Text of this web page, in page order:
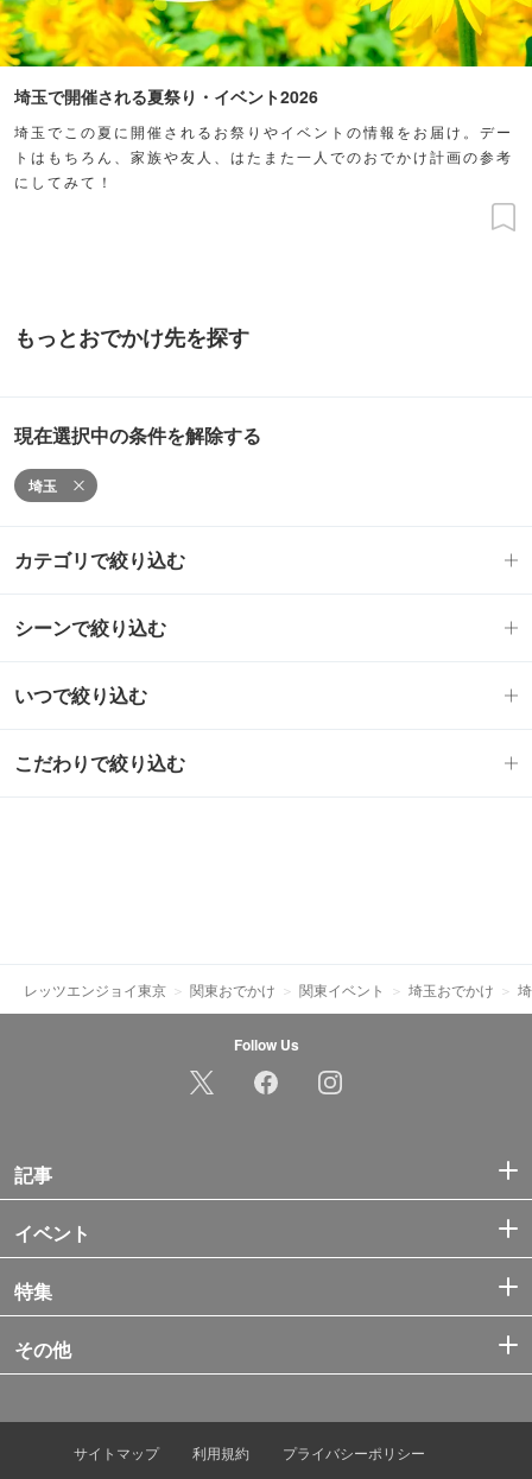
埼玉で開催される夏祭り・イベント2026
埼玉でこの夏に開催されるお祭りやイベントの情報をお届け。デー
トはもちろん、家族や友人、はたまた一人でのおでかけ計画の参考
にしてみて！
もっとおでかけ先を探す
現在選択中の条件を解除する
埼玉
カテゴリで絞り込む
シーンで絞り込む
いつで絞り込む
こだわりで絞り込む
レッツエンジョイ東京 関東おでかけ 関東イベント 埼玉おでかけ
Follow Us
記事
イベント
特集
その他
サイトマップ 利用規約 プライバシーポリシー